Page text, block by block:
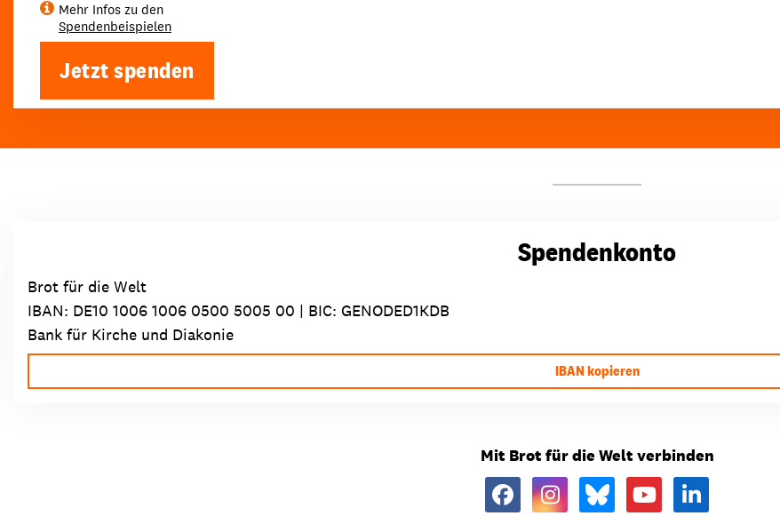
Mehr Infos zu den
Spendenbeispielen
Jetzt spenden
Spendenkonto
Brot für die Welt
IBAN: DE10 1006 1006 0500 5005 00 | BIC: GENODED1KDB
Bank für Kirche und Diakonie
IBAN kopieren
Mit Brot für die Welt verbinden